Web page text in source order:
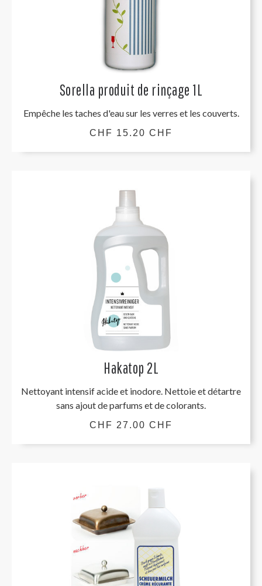
Sorella produit de rinçage 1L
Empêche les taches d'eau sur les verres et les couverts.
CHF 15.20 CHF
Hakatop 2L
Nettoyant intensif acide et inodore. Nettoie et détartre
sans ajout de parfums et de colorants.
CHF 27.00 CHF